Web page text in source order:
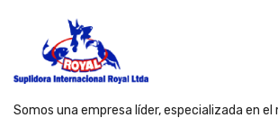
Somos una empresa líder, especializada en el